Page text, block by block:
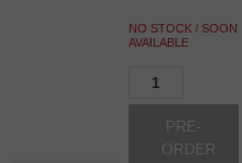
NO STOCK / SOON
AVAILABLE
PRE-
ORDER